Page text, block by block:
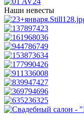
Наши невесты